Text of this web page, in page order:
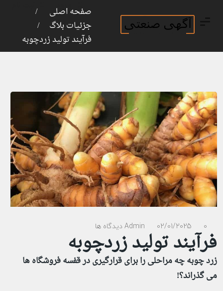
ورود
صفحه اصلی
جزئیات بلاگ
فرآیند تولید زردچوبه
Admin 02/01/2025 0 دیدگاه ها
فرآیند تولید زردچوبه
زرد چوبه چه مراحلی را برای قرارگیری در قفسه فروشگاه ها
می گذراند؟!